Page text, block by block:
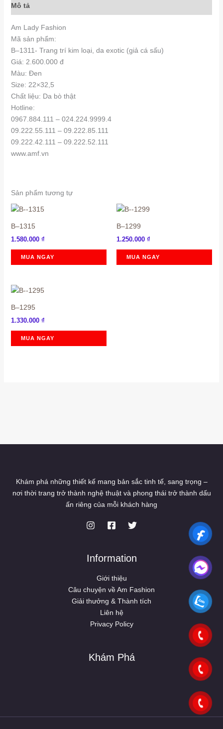
Mô tả
Am Lady Fashion
Mã sản phẩm:
B–1311- Trang trí kim loại, da exotic (giả cá sấu)
Giá: 2.600.000 đ
Màu: Đen
Size: 22×32,5
Chất liệu: Da bò thật
Hotline:
0967.884.111 – 024.224.9999.4
09.222.55.111 – 09.222.85.111
09.222.42.111 – 09.222.52.111
www.amf.vn
Sản phẩm tương tự
B–1315
1.580.000 ₫
MUA NGAY
B–1299
1.250.000 ₫
MUA NGAY
B–1295
1.330.000 ₫
MUA NGAY
Khám phá những thiết kế mang bản sắc tinh tế, sang trọng –
nơi thời trang trở thành nghệ thuật và phong thái trở thành dấu
ấn riêng của mỗi khách hàng
Information
Giới thiệu
Câu chuyện về Am Fashion
Giải thưởng & Thành tích
Liên hệ
Privacy Policy
Khám Phá